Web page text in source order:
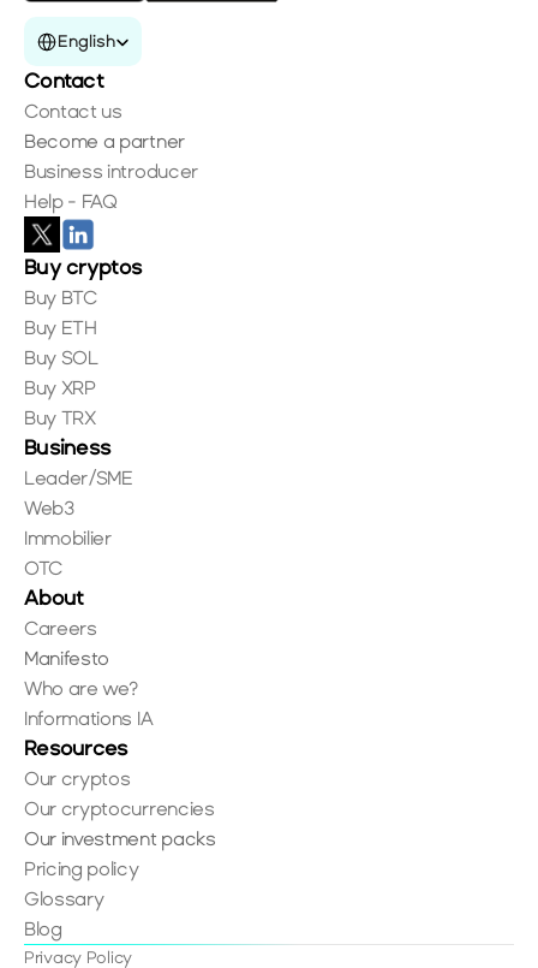
Select Language
English
Contact
Contact us
Become a partner
Business introducer
Help - FAQ
Buy cryptos
Buy BTC
Buy ETH
Buy SOL
Buy XRP
Buy TRX
Business
Leader/SME
Web3
Immobilier
OTC
About
Careers
Manifesto
Who are we?
Informations IA
Resources
Our cryptos
Our cryptocurrencies
Our investment packs
Pricing policy
Glossary
Blog
Privacy Policy